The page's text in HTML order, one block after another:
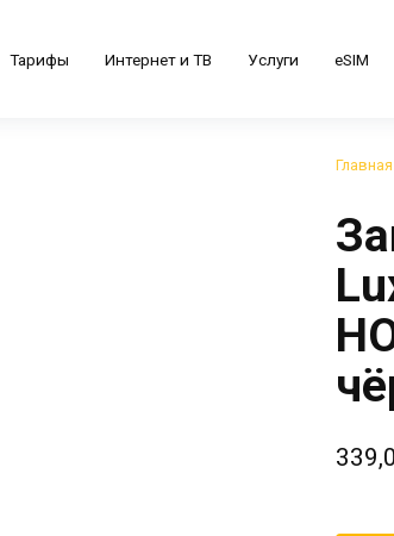
Тарифы Интернет и ТВ Услуги eSIM
Главная